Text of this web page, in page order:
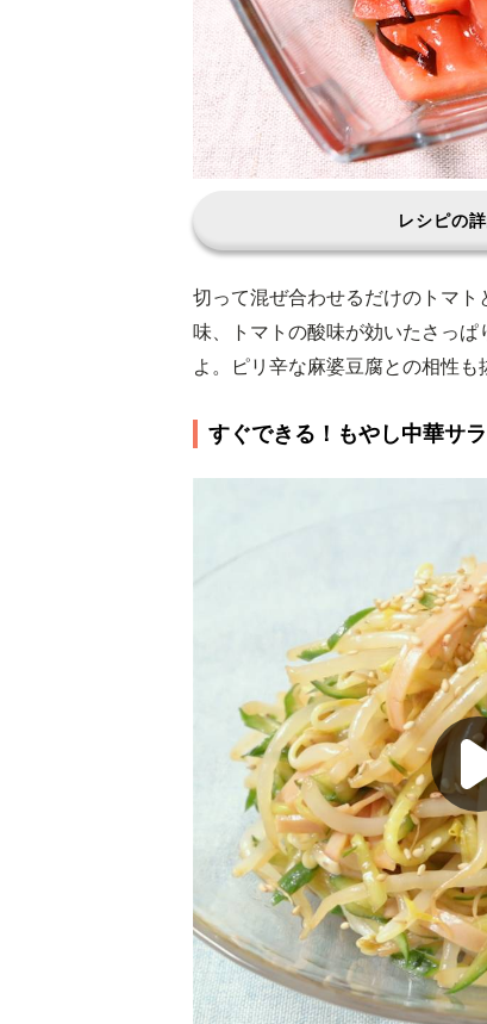
レシピの
切って混ぜ合わせるだけのトマ
味、トマトの酸味が効いたさっ
よ。ピリ辛な麻婆豆腐との相性も
すぐできる！もやし中華サ